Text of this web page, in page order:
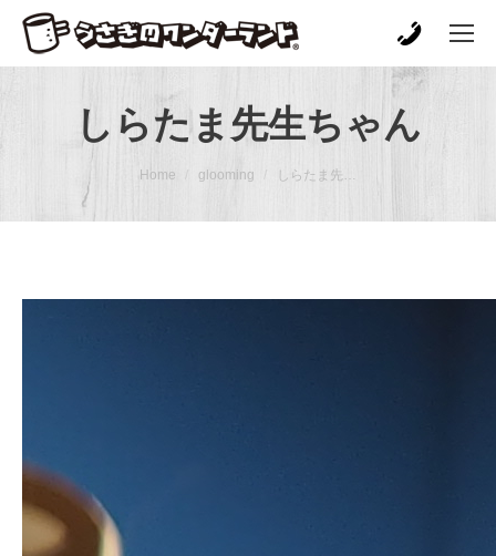
しらたま先生ちゃん
Home glooming しらたま先…